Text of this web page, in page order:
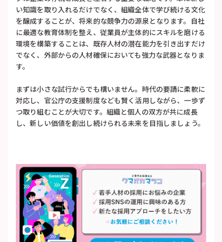
い知識を取り入れるだけでなく、組織全体で学び続ける文化
を醸成することが、将来的な競争力の源泉となります。自社
に最適な教育体制を整え、従業員が主体的にスキルを磨ける
環境を構築することは、既存人材の潜在能力を引き出すだけ
でなく、外部からの人材確保においても強力な武器となりま
す。
まずは小さな試行からでも構いません。時代の要請に柔軟に
対応し、官公庁の支援制度なども賢く活用しながら、一歩ず
つ取り組むことが大切です。組織と個人の双方が共に成長
し、新しい価値を創出し続けられる未来を目指しましょう。